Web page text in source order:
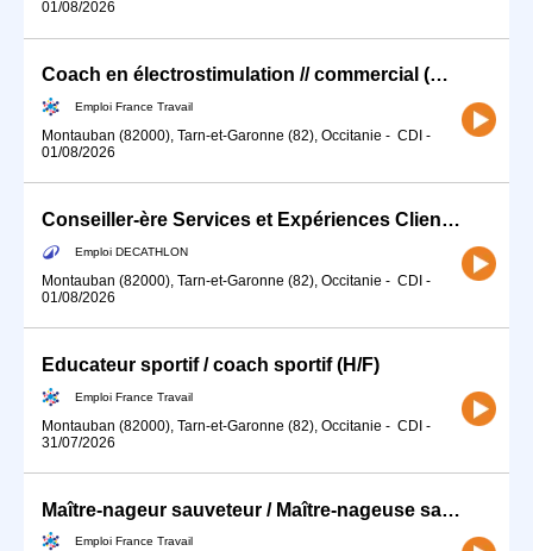
01/08/2026
Coach en électrostimulation // commercial (H/F)
Emploi France Travail
Montauban (82000), Tarn-et-Garonne (82), Occitanie - CDI -
01/08/2026
Conseiller-ère Services et Expériences Client (H/F) - Temps partiel - 10h
Emploi DECATHLON
Montauban (82000), Tarn-et-Garonne (82), Occitanie - CDI -
01/08/2026
Educateur sportif / coach sportif (H/F)
Emploi France Travail
Montauban (82000), Tarn-et-Garonne (82), Occitanie - CDI -
31/07/2026
Maître-nageur sauveteur / Maître-nageuse sauveteuse (H/F)
Emploi France Travail